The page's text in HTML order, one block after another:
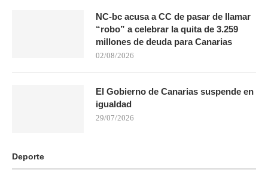
NC-bc acusa a CC de pasar de llamar
“robo” a celebrar la quita de 3.259
millones de deuda para Canarias
02/08/2026
El Gobierno de Canarias suspende en
igualdad
29/07/2026
Deporte